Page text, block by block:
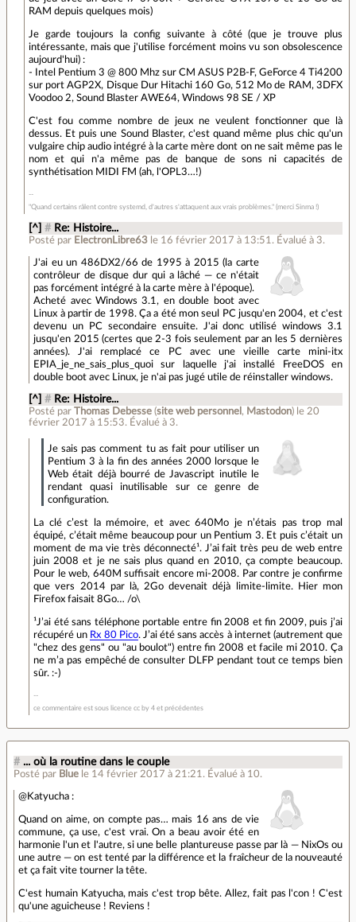
RAM depuis quelques mois)
Je garde toujours la config suivante à côté (que je trouve plus
intéressante, mais que j'utilise forcément moins vu son obsolescence
aujourd'hui) :
- Intel Pentium 3 @ 800 Mhz sur CM ASUS P2B-F, GeForce 4 Ti4200
sur port AGP2X, Disque Dur Hitachi 160 Go, 512 Mo de RAM, 3DFX
Voodoo 2, Sound Blaster AWE64, Windows 98 SE / XP
C'est fou comme nombre de jeux ne veulent fonctionner que là
dessus. Et puis une Sound Blaster, c'est quand même plus chic qu'un
vulgaire chip audio intégré à la carte mère dont on ne sait même pas le
nom et qui n'a même pas de banque de sons ni capacités de
synthétisation MIDI FM (ah, l'OPL3…!)
"Quand certains râlent contre systemd, d'autres s'attaquent aux vrais problèmes." (merci Sinma !)
[^] # Re: Histoire...
Posté par ElectronLibre63 le 16 février 2017 à 13:51 . Évalué à 3.
J'ai eu un 486DX2/66 de 1995 à 2015 (la carte
contrôleur de disque dur qui a lâché — ce n'était
pas forcément intégré à la carte mère à l'époque).
Acheté avec Windows 3.1, en double boot avec
Linux à partir de 1998. Ça a été mon seul PC jusqu'en 2004, et c'est
devenu un PC secondaire ensuite. J'ai donc utilisé windows 3.1
jusqu'en 2015 (certes que 2-3 fois seulement par an les 5 dernières
années). J'ai remplacé ce PC avec une vieille carte mini-itx
EPIA_je_ne_sais_plus_quoi sur laquelle j'ai installé FreeDOS en
double boot avec Linux, je n'ai pas jugé utile de réinstaller windows.
[^] # Re: Histoire...
Posté par Thomas Debesse (site web personnel , Mastodon) le 20
février 2017 à 15:53. Évalué à 3.
Je sais pas comment tu as fait pour utiliser un
Pentium 3 à la fin des années 2000 lorsque le
Web était déjà bourré de Javascript inutile le
rendant quasi inutilisable sur ce genre de
configuration.
La clé c’est la mémoire, et avec 640Mo je n’étais pas trop mal
équipé, c’était même beaucoup pour un Pentium 3. Et puis c’était un
moment de ma vie très déconnecté¹. J’ai fait très peu de web entre
juin 2008 et je ne sais plus quand en 2010, ça compte beaucoup.
Pour le web, 640M suffisait encore mi-2008. Par contre je confirme
que vers 2014 par là, 2Go devenait déjà limite-limite. Hier mon
Firefox faisait 8Go… /o\
¹J’ai été sans téléphone portable entre fin 2008 et fin 2009, puis j’ai
récupéré un Rx 80 Pico. J’ai été sans accès à internet (autrement que
"chez des gens" ou "au boulot") entre fin 2008 et facile mi 2010. Ça
ne m’a pas empêché de consulter DLFP pendant tout ce temps bien
sûr. :-)
ce commentaire est sous licence cc by 4 et précédentes
# ... où la routine dans le couple
Posté par Blue le 14 février 2017 à 21:21 . Évalué à 10.
@Katyucha :
Quand on aime, on compte pas… mais 16 ans de vie
commune, ça use, c'est vrai. On a beau avoir été en
harmonie l'un et l'autre, si une belle plantureuse passe par là — NixOs ou
une autre — on est tenté par la différence et la fraîcheur de la nouveauté
et ça fait vite tourner la tête.
C'est humain Katyucha, mais c'est trop bête. Allez, fait pas l'con ! C'est
qu'une aguicheuse ! Reviens !